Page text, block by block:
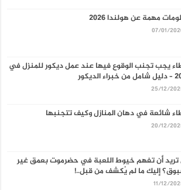
مهمة عن هولندا 2026
07/01/
يجب تجنب الوقوع فيها عند عمل ديكور للمنزل في
الديكور
25/12/
شائعة في دهان المنازل وكيف تتجنبها
20/12/
أن تفهم خيوط اللعبة في حضرموت بعمق غير
إليك ما لم يُكشف من قبل..!
11/12/